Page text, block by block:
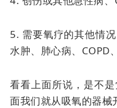
5. 需要氧疗的其他情
水肿、肺心病、COPD
看看上面所说，是不
面我们就从吸氧的器械